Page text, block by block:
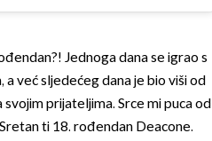
Jednoga dana se igrao s
već sljedećeg dana je bio viši od
prijateljima. Srce mi puca od
ti 18. rođendan Deacone.